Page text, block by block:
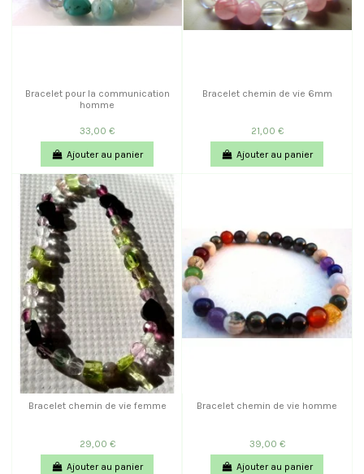
Bracelet pour la communication
homme
33,00 €
Ajouter au panier
Bracelet chemin de vie 6mm
21,00 €
Ajouter au panier
Bracelet chemin de vie femme
29,00 €
Ajouter au panier
Bracelet chemin de vie homme
39,00 €
Ajouter au panier